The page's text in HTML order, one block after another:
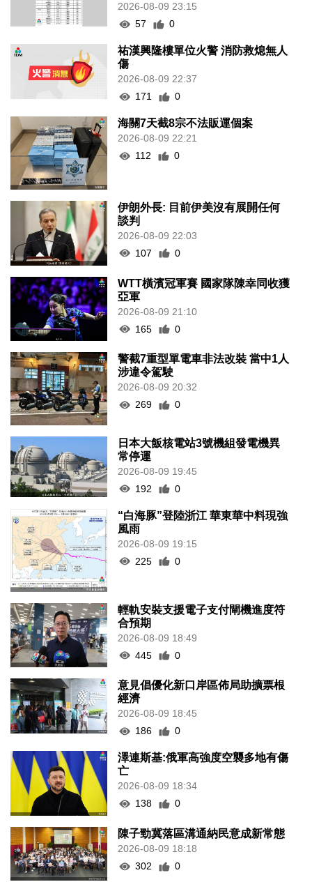
2026-08-09 23:15
57
0
祐漢興隆樓單位火警 消防救熄無人
傷
2026-08-09 22:37
171
0
海關7天截8宗不法販運個案
2026-08-09 22:21
112
0
伊朗外長: 目前伊美沒有展開任何
談判
2026-08-09 22:03
107
0
WTT橫濱冠軍賽 國家隊陳幸同收獲
亞軍
2026-08-09 21:10
165
0
警截7重型單電車非法改裝 當中1人
涉違令駕駛
2026-08-09 20:32
269
0
日本大飯核電站3號機組發電機異
常停運
2026-08-09 19:45
192
0
“白海豚”登陸浙江 華東華中料現強
風雨
2026-08-09 19:15
225
0
輕軌安裝支援電子支付閘機進度符
合預期
2026-08-09 18:49
445
0
意見倡優化新口岸區佈局助擴票根
經濟
2026-08-09 18:45
186
0
澤連斯基:俄軍高強度空襲多地有傷
亡
2026-08-09 18:34
138
0
陳子勁冀落區溝通納民意成新常態
2026-08-09 18:18
302
0